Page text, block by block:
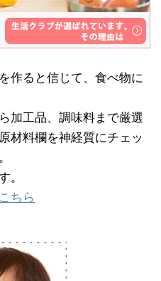
作ると信じて、食べ物に
加工品、調味料まで厳選
材料欄を神経質にチェッ
。
こちら